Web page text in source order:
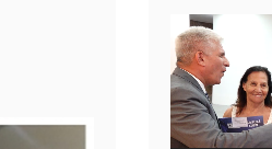
Reproductor
de
video